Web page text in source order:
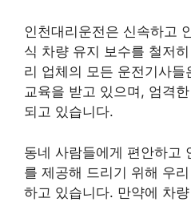
인천대리운전은 신속하고
식 차량 유지 보수를 철저
리 업체의 모든 운전기사
교육을 받고 있으며, 엄격
되고 있습니다.
동네 사람들에게 편안하고
를 제공해 드리기 위해 우
하고 있습니다. 만약에 차